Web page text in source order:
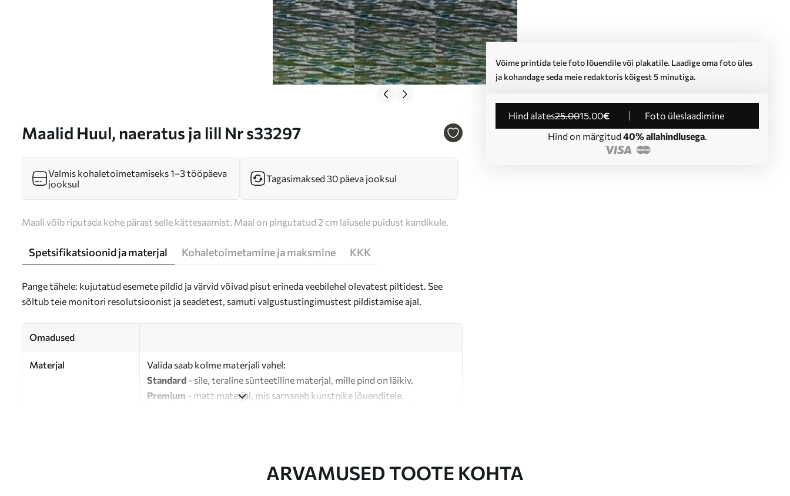
Maalid Huul, naeratus ja lill Nr s33297
Võime printida teie foto lõuendile või plakatile. Laadige oma foto üles
ja kohandage seda meie redaktoris kõigest 5 minutiga.
Hind alates25.0015.00€
Foto üleslaadimine
Hind on märgitud 40% allahindlusega.
Valmis kohaletoimetamiseks 1–3 tööpäeva
jooksul
Tagasimaksed 30 päeva jooksul
Maali võib riputada kohe pärast selle kättesaamist. Maal on pingutatud 2 cm laiusele puidust kandikule.
Spetsifikatsioonid ja materjal Kohaletoimetamine ja maksmine KKK
Pange tähele: kujutatud esemete pildid ja värvid võivad pisut erineda veebilehel olevatest piltidest. See
sõltub teie monitori resolutsioonist ja seadetest, samuti valgustustingimustest pildistamise ajal.
Omadused
Materjal
Valida saab kolme materjali vahel:
Standard - sile, teraline sünteetiline materjal, mille pind on läikiv.
Premium - matt materjal, mis sarnaneb kunstnike lõuenditele.
ARVAMUSED TOOTE KOHTA